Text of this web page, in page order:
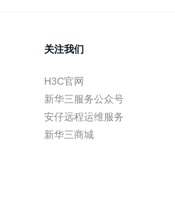
关注我们
H3C官网
新华三服务公众号
安仔远程运维服务
新华三商城